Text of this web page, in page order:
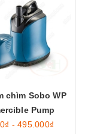
chìm Sobo WP
Pump
- 495.000₫